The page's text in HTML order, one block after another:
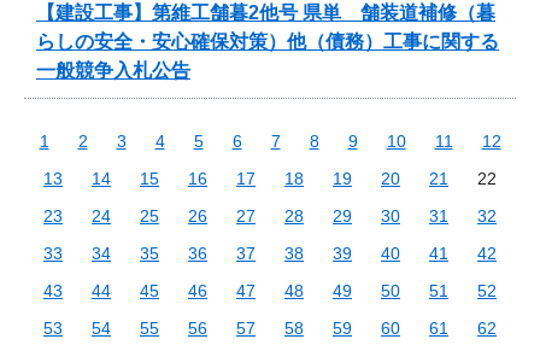
【建設工事】第維工舗暮2他号 県単 舗装道補修（暮
らしの安全・安心確保対策）他（債務）工事に関する
一般競争入札公告
1 2 3 4 5 6 7 8 9 10 11
12
13
14 15 16 17 18 19 20 21
22
23
24 25 26 27 28 29 30 31
32
33
34 35 36 37 38 39 40 41
42
43
44 45 46 47 48 49 50 51
52
53
54 55 56 57 58 59 60 61
62